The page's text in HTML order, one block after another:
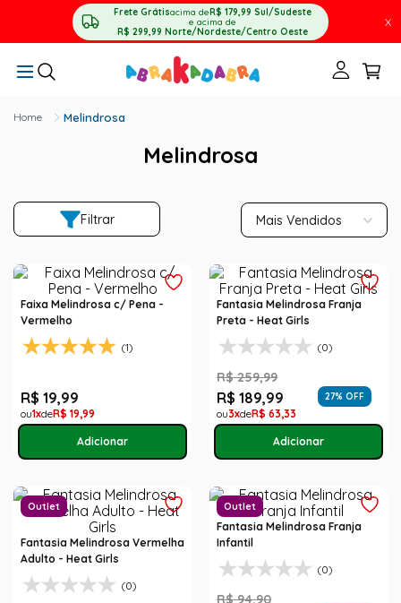
Frete Grátisacima deR$ 179,99 Sul/Sudeste
e acima de
R$ 299,99 Norte/Nordeste/Centro Oeste
X
Melindrosa
Melindrosa
Filtrar Mais Vendidos
Faixa Melindrosa c/ Pena -
Vermelho
(1)
R$ 19,99
1 R$ 19,99
Fantasia Melindrosa Franja
Preta - Heat Girls
(0)
R$ 259,99
R$ 189,99 27% OFF
3 R$ 63,33
Fantasia Melindrosa Vermelha
Adulto - Heat Girls
(0)
Outlet
Fantasia Melindrosa Franja
Infantil
(0)
Outlet
R$ 94,90